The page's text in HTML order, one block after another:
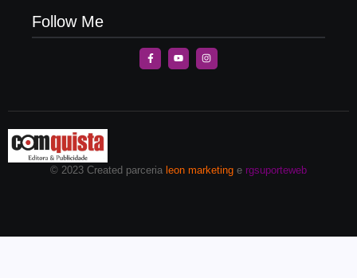
Follow Me
© 2023 Created parceria leon marketing e rgsuporteweb